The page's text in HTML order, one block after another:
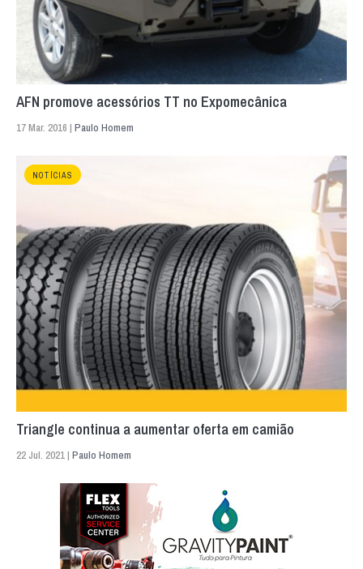
AFN promove acessórios TT no Expomecânica
17 Mar. 2016 | Paulo Homem
NOTÍCIAS
Triangle continua a aumentar oferta em camião
22 Jul. 2021 | Paulo Homem